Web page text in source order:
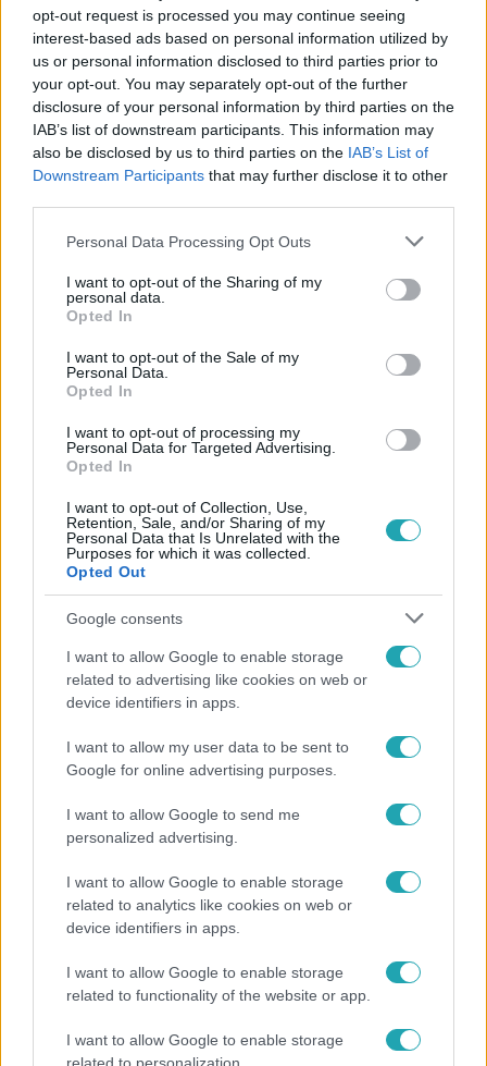
opt-out request is processed you may continue seeing
interest-based ads based on personal information utilized by
us or personal information disclosed to third parties prior to
your opt-out. You may separately opt-out of the further
disclosure of your personal information by third parties on the
IAB’s list of downstream participants. This information may
also be disclosed by us to third parties on the IAB’s List of
Downstream Participants that may further disclose it to other
Please note that this website/app uses one or more Google
not limited to your visit or usage behaviour. You may click to
grant or deny consent to Google and its third-party tags to
use your data for below specified purposes in below Google
consent section.
Personal Data Processing Opt Outs
I want to opt-out of the Sharing of my
personal data.
Opted In
I want to opt-out of the Sale of my
Personal Data.
Opted In
I want to opt-out of processing my
Personal Data for Targeted Advertising.
Opted In
I want to opt-out of Collection, Use,
Retention, Sale, and/or Sharing of my
Personal Data that Is Unrelated with the
Purposes for which it was collected.
Opted Out
Google consents
I want to allow Google to enable storage
related to advertising like cookies on web or
device identifiers in apps.
I want to allow my user data to be sent to
Google for online advertising purposes.
I want to allow Google to send me
personalized advertising.
I want to allow Google to enable storage
related to analytics like cookies on web or
device identifiers in apps.
I want to allow Google to enable storage
related to functionality of the website or app.
I want to allow Google to enable storage
Követem
RÓNASZÉKI SEBESTYÉN # ÉRTÉKELÉS TROKÁN NÓRI
Népszerű
Kitört a lecsó-láz! Íme 3 tuti recept az
elkészítéséhez